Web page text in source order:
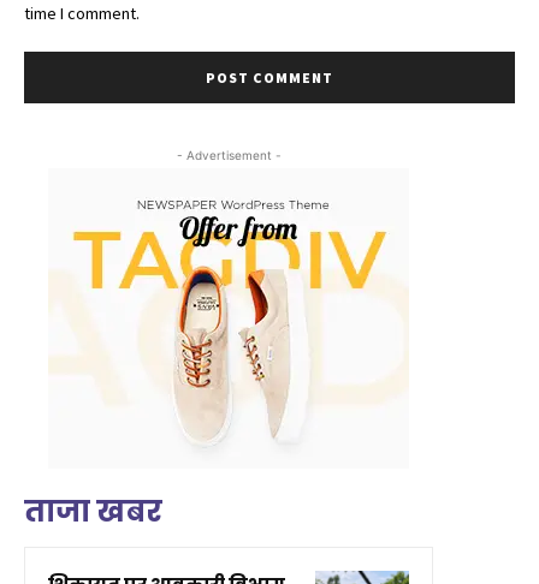
time I comment.
- Advertisement -
ताजा खबर